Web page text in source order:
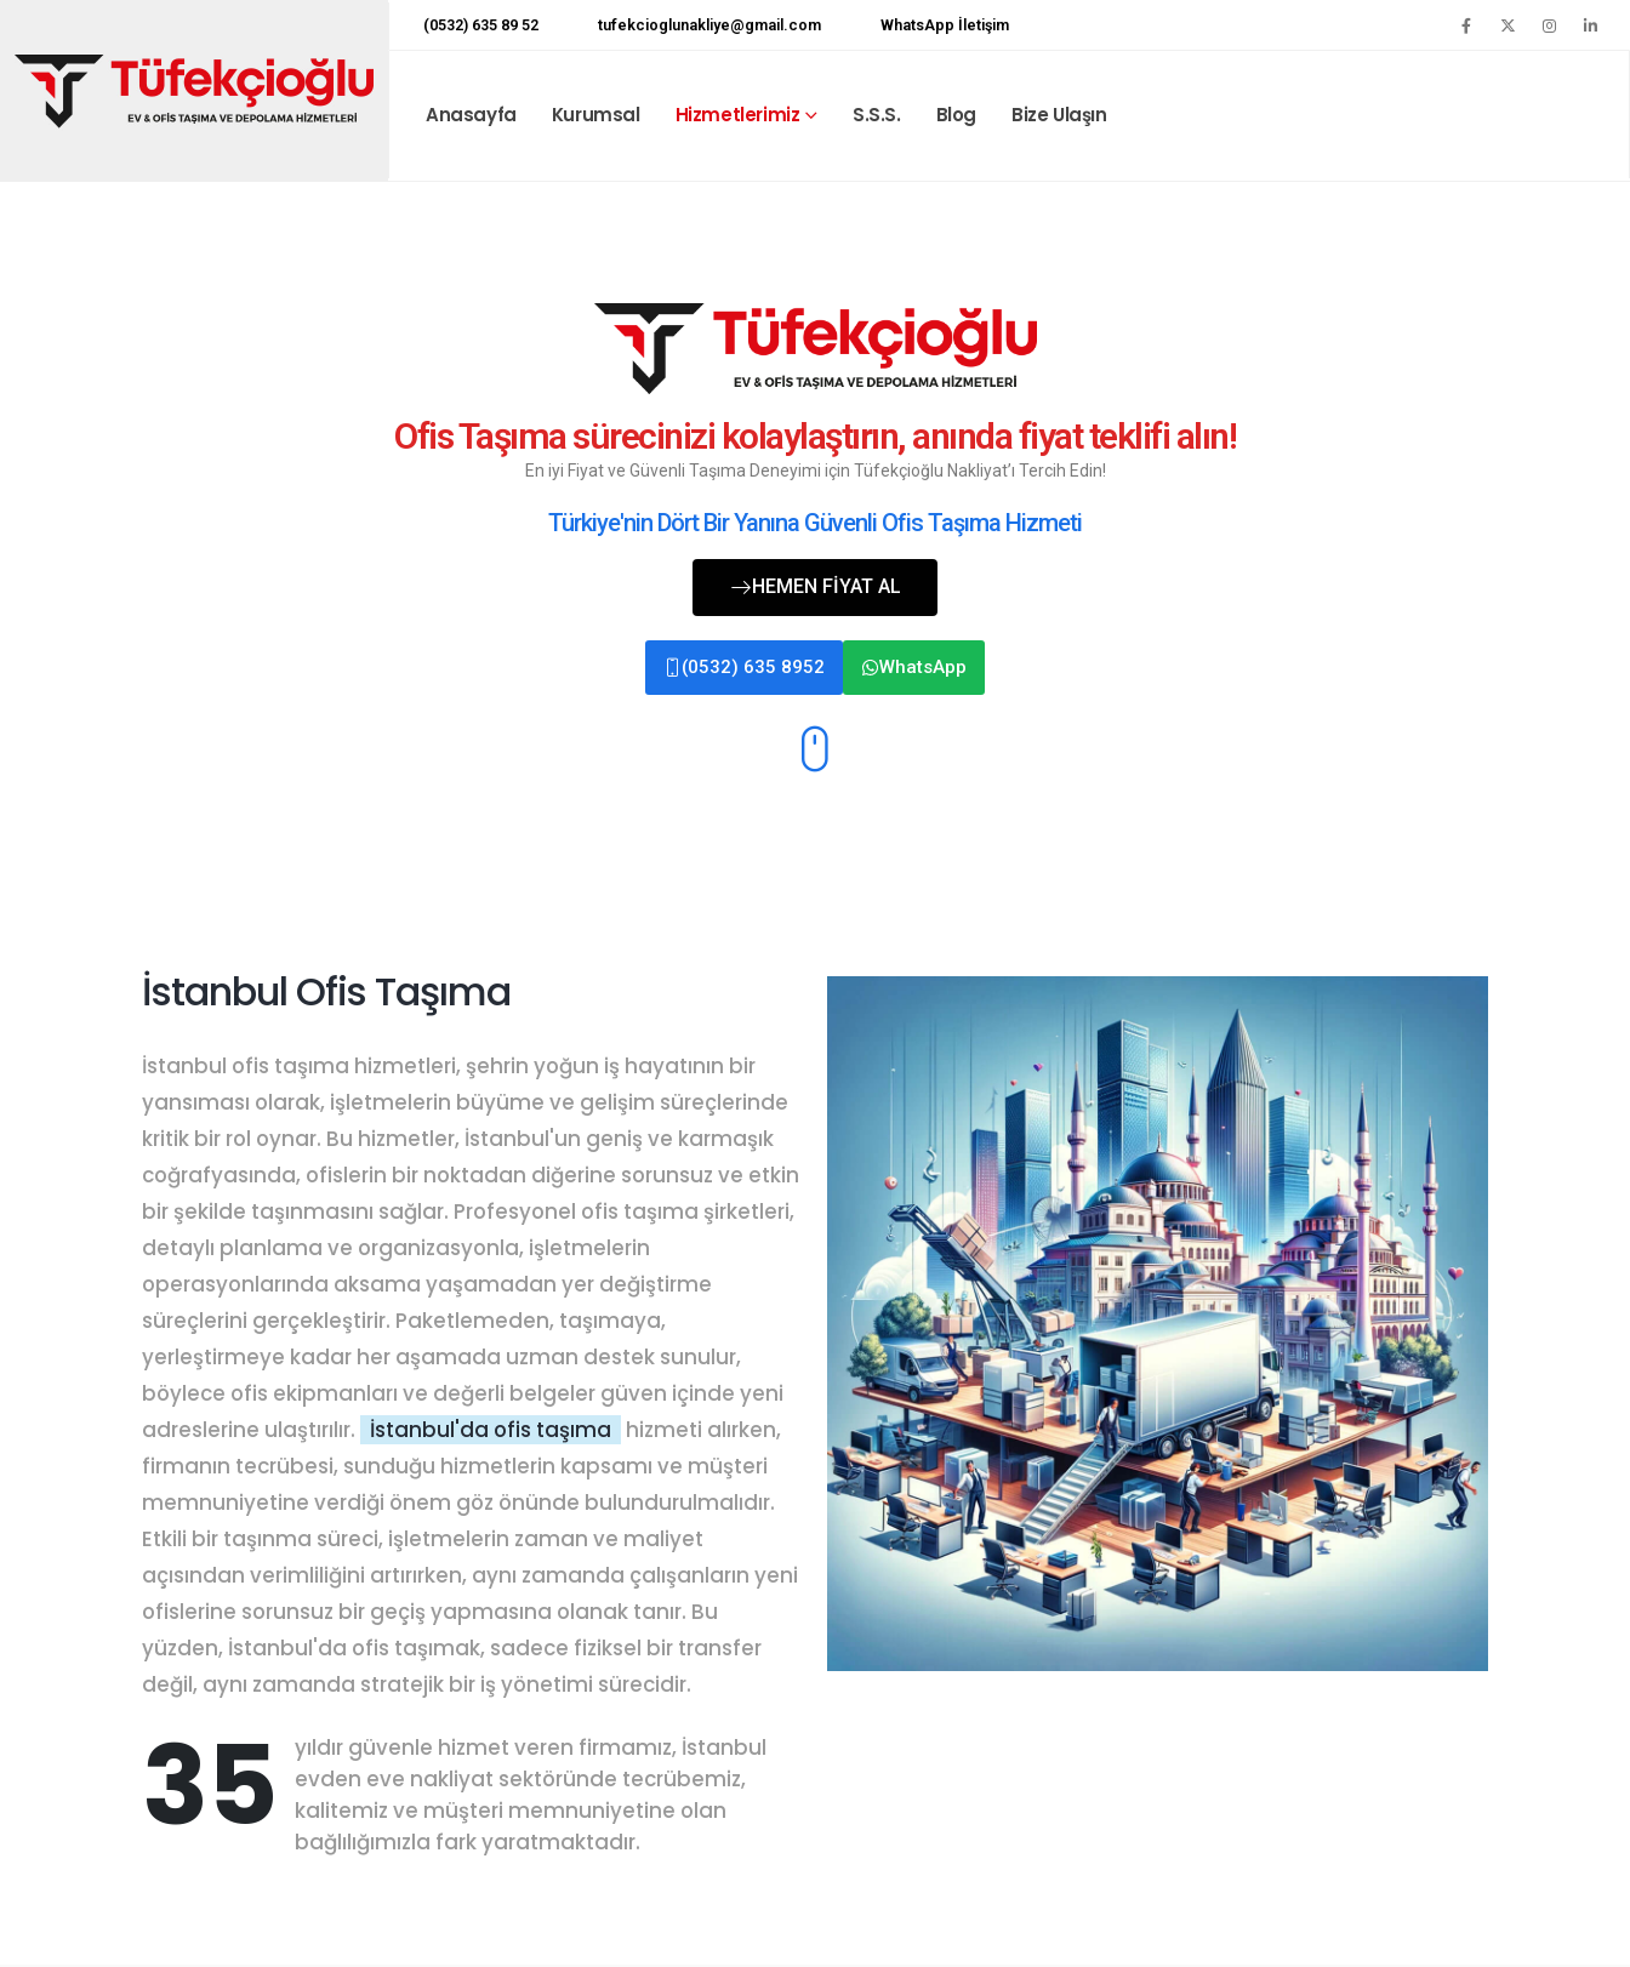
(0532) 635 89 52 tufekcioglunakliye@gmail.com WhatsApp İletişim
Anasayfa Kurumsal Hizmetlerimiz S.S.S. Blog Bize Ulaşın
Ofis Taşıma​ sürecinizi kolaylaştırın, anında fiyat teklifi alın!
En iyi Fiyat ve Güvenli Taşıma Deneyimi için Tüfekçioğlu Nakliyat’ı Tercih Edin!
Türkiye'nin Dört Bir Yanına Güvenli Ofis Taşıma Hizmeti
HEMEN FİYAT AL
(0532) 635 8952 WhatsApp
İstanbul Ofis Taşıma
İstanbul ofis taşıma hizmetleri, şehrin yoğun iş hayatının bir
yansıması olarak, işletmelerin büyüme ve gelişim süreçlerinde
kritik bir rol oynar. Bu hizmetler, İstanbul'un geniş ve karmaşık
coğrafyasında, ofislerin bir noktadan diğerine sorunsuz ve etkin
bir şekilde taşınmasını sağlar. Profesyonel ofis taşıma şirketleri,
detaylı planlama ve organizasyonla, işletmelerin
operasyonlarında aksama yaşamadan yer değiştirme
süreçlerini gerçekleştirir. Paketlemeden, taşımaya,
yerleştirmeye kadar her aşamada uzman destek sunulur,
böylece ofis ekipmanları ve değerli belgeler güven içinde yeni
adreslerine ulaştırılır. İstanbul'da ofis taşıma hizmeti alırken,
firmanın tecrübesi, sunduğu hizmetlerin kapsamı ve müşteri
memnuniyetine verdiği önem göz önünde bulundurulmalıdır.
Etkili bir taşınma süreci, işletmelerin zaman ve maliyet
açısından verimliliğini artırırken, aynı zamanda çalışanların yeni
ofislerine sorunsuz bir geçiş yapmasına olanak tanır. Bu
yüzden, İstanbul'da ofis taşımak, sadece fiziksel bir transfer
değil, aynı zamanda stratejik bir iş yönetimi sürecidir.
35
yıldır güvenle hizmet veren firmamız, İstanbul
evden eve nakliyat sektöründe tecrübemiz,
kalitemiz ve müşteri memnuniyetine olan
bağlılığımızla fark yaratmaktadır.